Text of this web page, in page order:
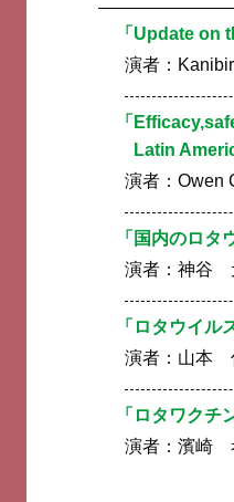
「Update on
演者：
「
Latin
演者： Owen
「国内のロ
演者： 神谷
「ロタウイル
演者： 山本
「ロタワク
演者： 濱崎